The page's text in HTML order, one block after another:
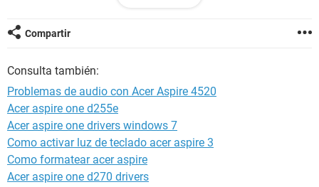
informacion la saque del driver detective)
Compartir
Consulta también:
Problemas de audio con Acer Aspire 4520
Acer aspire one d255e
Acer aspire one drivers windows 7
Como activar luz de teclado acer aspire 3
Como formatear acer aspire
Acer aspire one d270 drivers